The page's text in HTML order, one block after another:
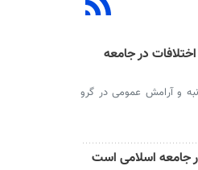
در جامعه
و آرامش عمومی در گرو
جامعه اسلامی است